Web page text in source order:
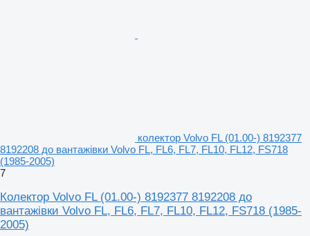
колектор Volvo FL (01.00-) 8192377
8192208 до вантажівки Volvo FL, FL6, FL7, FL10, FL12, FS718
(1985-2005)
7
Колектор Volvo FL (01.00-) 8192377 8192208 до
вантажівки Volvo FL, FL6, FL7, FL10, FL12, FS718 (1985-
2005)